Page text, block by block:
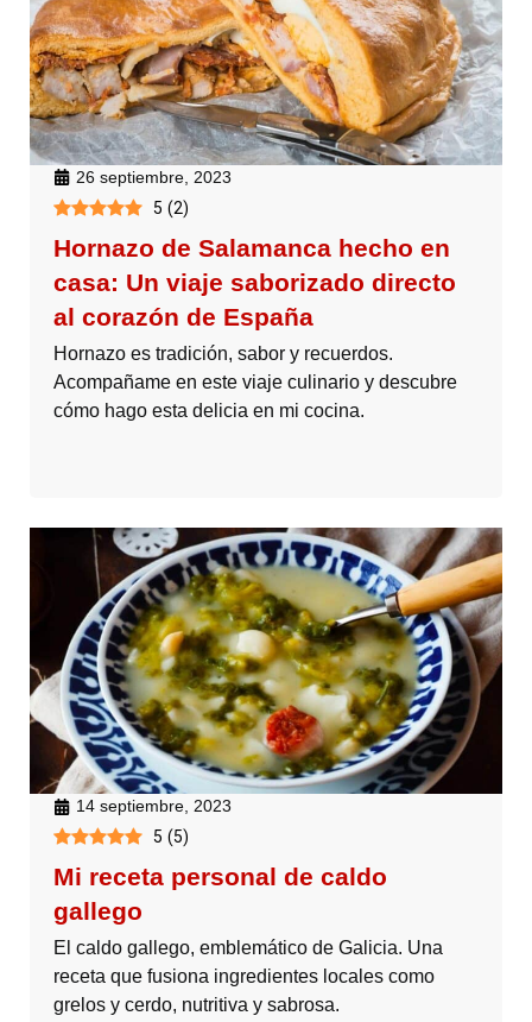
26 septiembre, 2023
5 (2)
Hornazo de Salamanca hecho en
casa: Un viaje saborizado directo
al corazón de España
Hornazo es tradición, sabor y recuerdos.
Acompañame en este viaje culinario y descubre
cómo hago esta delicia en mi cocina.
14 septiembre, 2023
5 (5)
Mi receta personal de caldo
gallego
El caldo gallego, emblemático de Galicia. Una
receta que fusiona ingredientes locales como
grelos y cerdo, nutritiva y sabrosa.